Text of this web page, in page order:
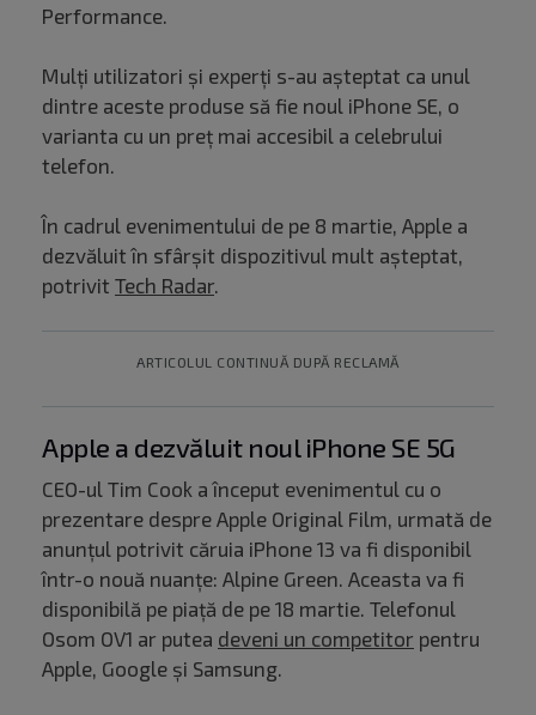
Performance.
Mulți utilizatori și experți s-au așteptat ca unul
dintre aceste produse să fie noul iPhone SE, o
varianta cu un preț mai accesibil a celebrului
telefon.
În cadrul evenimentului de pe 8 martie, Apple a
dezvăluit în sfârșit dispozitivul mult așteptat,
potrivit Tech Radar.
ARTICOLUL CONTINUĂ DUPĂ RECLAMĂ
Apple a dezvăluit noul iPhone SE 5G
CEO-ul Tim Cook a început evenimentul cu o
prezentare despre Apple Original Film, urmată de
anunțul potrivit căruia iPhone 13 va fi disponibil
într-o nouă nuanțe: Alpine Green. Aceasta va fi
disponibilă pe piață de pe 18 martie. Telefonul
Osom OV1 ar putea deveni un competitor pentru
Apple, Google și Samsung.